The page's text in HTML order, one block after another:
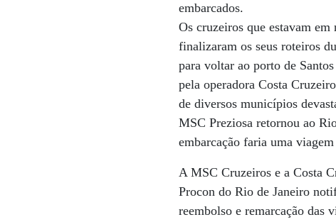
embarcados.
Os cruzeiros que estavam em
finalizaram os seus roteiros
para voltar ao porto de
pela operadora Costa
de diversos municípios
MSC Preziosa retornou ao
embarcação faria uma
A MSC Cruzeiros e a Costa
Procon do Rio de Janeiro
reembolso e remarcação das